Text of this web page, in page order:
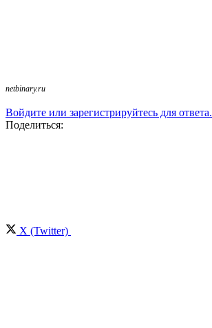
netbinary.ru
Войдите или зарегистрируйтесь для ответа.
Поделиться:
X (Twitter)